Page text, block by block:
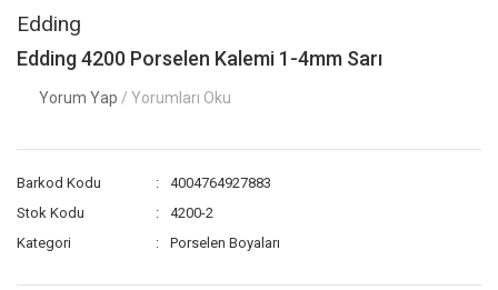
Edding
Edding 4200 Porselen Kalemi 1-4mm Sarı
Yorum Yap / Yorumları Oku
Barkod Kodu
4004764927883
Stok Kodu
4200-2
Kategori
Porselen Boyaları